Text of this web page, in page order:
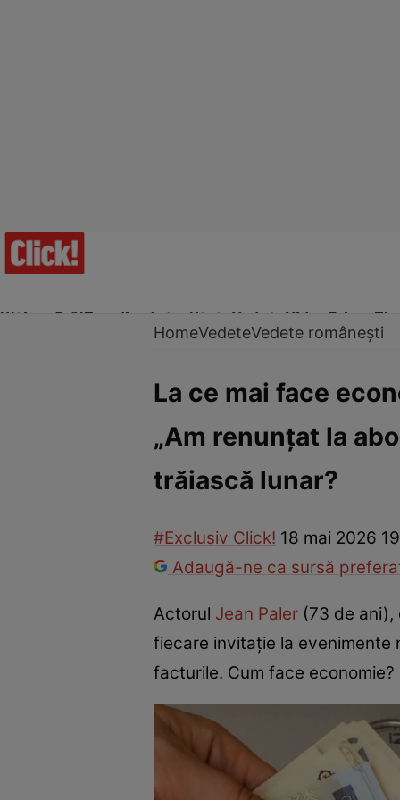
Ultima Oră!Trending Actualitate Vedete Video Prime
Vedete internaționaleVedete româneștiInterviurile
HomeVedeteVedete românești
La ce mai face
„Am renunțat la
trăiască lunar?
#Exclusiv Click! 18 mai 2026
Adaugă-ne ca sursă
Actorul Jean Paler (73 de ani),
fiecare invitație la evenimente
facturile. Cum face